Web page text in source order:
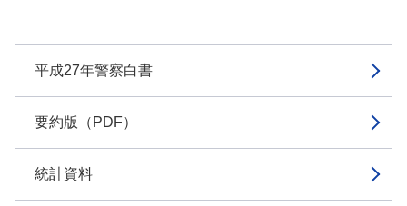
平成27年警察白書
要約版（PDF）
統計資料